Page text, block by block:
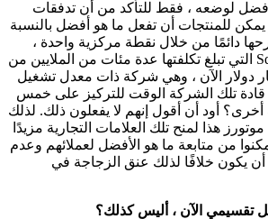
لوضعه ، فقط للتأكد من أن تدفقات
يمكن للمنتجات أن تفعل ما هو أفضل بالنسبة
دائمًا من خلال نقطة مركزية واحدة ،
وهي شركة Squarespace التي تبلغ تكلفتها عدة مئات من الملايين من
دولار الآن ، وهي شركة ذات معدل تشغيل
تلك الشركة الوقت للتركيز على خمس
أخرى؟ أود أن أقول إنهم لا يفعلون ذلك. لذلك
هذا لمنح تلك العلامات التجارية مزيدًا
من متابعة ما هو الأفضل لعملائهم وعدم
أن يكون خلافًا لذلك عنق الزجاجة في
تقسيمي الآن ، أليس كذلك؟